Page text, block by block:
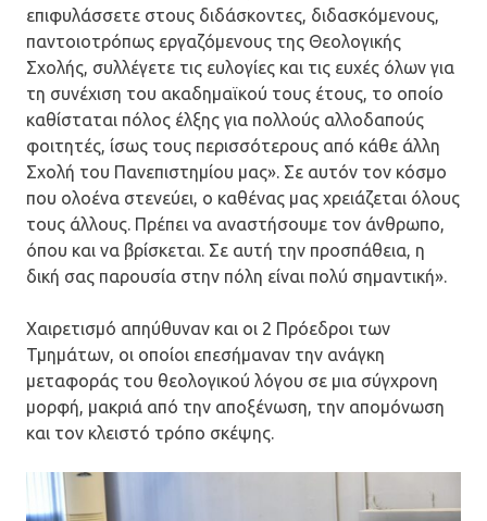
επιφυλάσσετε στους διδάσκοντες, διδασκόμενους,
παντοιοτρόπως εργαζόμενους της Θεολογικής
Σχολής, συλλέγετε τις ευλογίες και τις ευχές όλων για
τη συνέχιση του ακαδημαϊκού τους έτους, το οποίο
καθίσταται πόλος έλξης για πολλούς αλλοδαπούς
φοιτητές, ίσως τους περισσότερους από κάθε άλλη
Σχολή του Πανεπιστημίου μας». Σε αυτόν τον κόσμο
που ολοένα στενεύει, ο καθένας μας χρειάζεται όλους
τους άλλους. Πρέπει να αναστήσουμε τον άνθρωπο,
όπου και να βρίσκεται. Σε αυτή την προσπάθεια, η
δική σας παρουσία στην πόλη είναι πολύ σημαντική».
Χαιρετισμό απηύθυναν και οι 2 Πρόεδροι των
Τμημάτων, οι οποίοι επεσήμαναν την ανάγκη
μεταφοράς του θεολογικού λόγου σε μια σύγχρονη
μορφή, μακριά από την αποξένωση, την απομόνωση
και τον κλειστό τρόπο σκέψης.